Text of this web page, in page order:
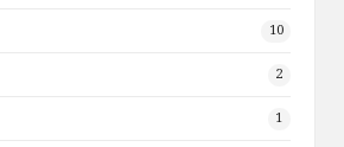
10
2
1